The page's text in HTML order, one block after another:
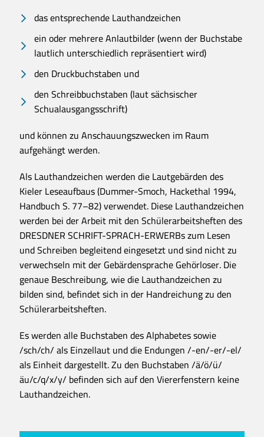
das entsprechende Lauthandzeichen
ein oder mehrere Anlautbilder (wenn der Buchstabe
lautlich unterschiedlich repräsentiert wird)
den Druckbuchstaben und
den Schreibbuchstaben (laut sächsischer
Schualausgangsschrift)
und können zu Anschauungszwecken im Raum
aufgehängt werden.
Als Lauthandzeichen werden die Lautgebärden des
Kieler Leseaufbaus (Dummer-Smoch, Hackethal 1994,
Handbuch S. 77–82) verwendet. Diese Lauthandzeichen
werden bei der Arbeit mit den Schülerarbeitsheften des
DRESDNER SCHRIFT-SPRACH-ERWERBs zum Lesen
und Schreiben begleitend eingesetzt und sind nicht zu
verwechseln mit der Gebärdensprache Gehörloser. Die
genaue Beschreibung, wie die Lauthandzeichen zu
bilden sind, befindet sich in der Handreichung zu den
Schülerarbeitsheften.
Es werden alle Buchstaben des Alphabetes sowie
/sch/ch/ als Einzellaut und die Endungen /-en/-er/-el/
als Einheit dargestellt. Zu den Buchstaben /ä/ö/ü/
äu/c/q/x/y/ befinden sich auf den Viererfenstern keine
Lauthandzeichen.